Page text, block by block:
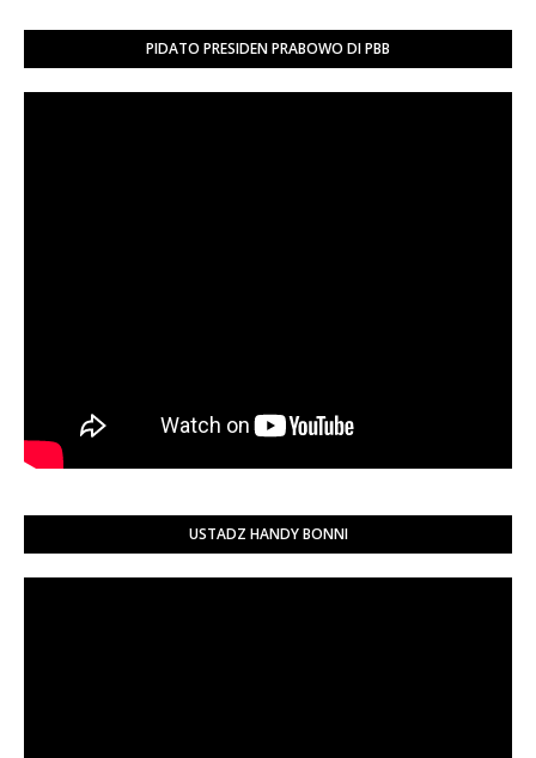
PIDATO PRESIDEN PRABOWO DI PBB
USTADZ HANDY BONNI